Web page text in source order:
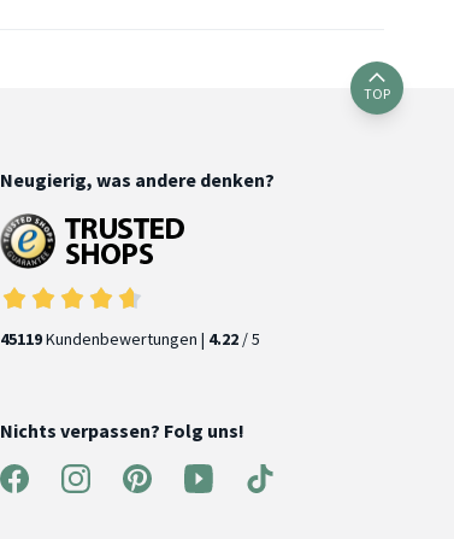
TOP
Neugierig, was andere denken?
45119Kundenbewertungen | 4.22 / 5
Nichts verpassen? Folg uns!